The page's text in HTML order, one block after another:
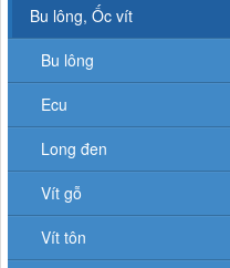
Bu lông, Ốc vít
Bu lông
Ecu
Long đen
Vít gỗ
Vít tôn